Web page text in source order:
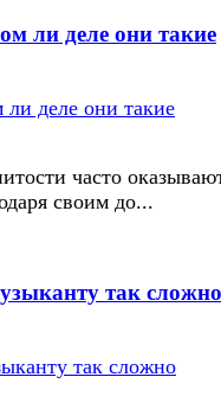
ли деле они такие
часто
своим до...
так сложно